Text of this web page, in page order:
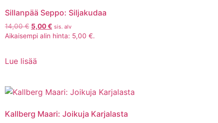
Sillanpää Seppo: Siljakudaa
14,00€ 5,00€ sis. alv
Aikaisempi alin hinta: 5,00 €.
Lue lisää
Kallberg Maari: Joikuja Karjalasta